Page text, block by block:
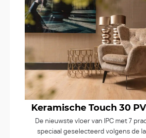
Keramische Touch 30
De nieuwste vloer van IPC met 7
speciaal geselecteerd volgens de